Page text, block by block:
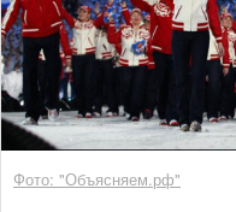
Фото: "Объясняем.рф"